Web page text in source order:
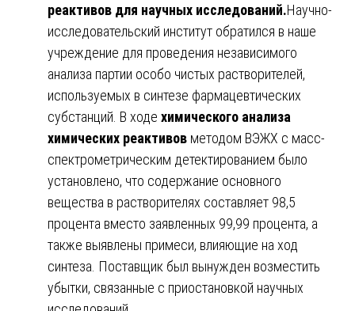
реактивов для научных исследований.Научно-
исследовательский институт обратился в наше
учреждение для проведения независимого
анализа партии особо чистых растворителей,
используемых в синтезе фармацевтических
субстанций. В ходе химического анализа
химических реактивов методом ВЭЖХ с масс-
спектрометрическим детектированием было
установлено, что содержание основного
вещества в растворителях составляет 98,5
процента вместо заявленных 99,99 процента, а
также выявлены примеси, влияющие на ход
синтеза. Поставщик был вынужден возместить
убытки, связанные с приостановкой научных